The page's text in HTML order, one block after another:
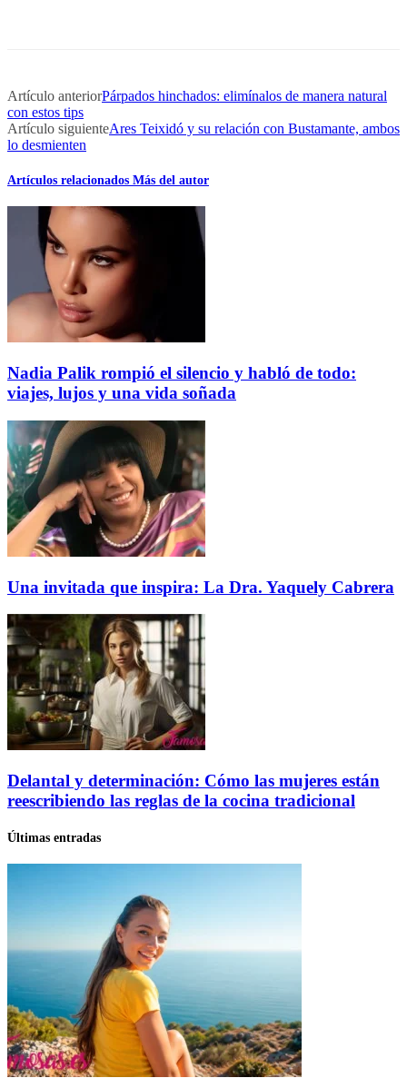
Artículo anteriorPárpados hinchados: elimínalos de manera natural
con estos tips
Artículo siguienteAres Teixidó y su relación con Bustamante, ambos
lo desmienten
Artículos relacionados Más del autor
Nadia Palik rompió el silencio y habló de todo:
viajes, lujos y una vida soñada
Una invitada que inspira: La Dra. Yaquely Cabrera
Delantal y determinación: Cómo las mujeres están
reescribiendo las reglas de la cocina tradicional
Últimas entradas